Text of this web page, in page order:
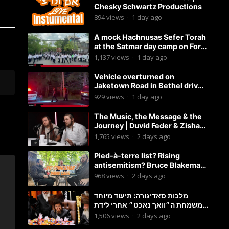
Chesky Schwartz Productions
894views · 1 day ago
A mock Hachnusas Sefer Torah
at the Satmar day camp on Fort
Hamilton Parkway.
1,137views · 1 day ago
Vehicle overturned on
Jaketown Road in Bethel driver
arrested for driving while
929views · 1 day ago
The Music, the Message & the
Journey | Duvid Feder & Zisha
Surkis | Round Table #11
1,765 views · 2 days ago
Pied-à-terre list? Rising
antisemitism? Bruce Blakeman
chances? Podcast with
968views · 2 days ago
מלכות סאדיגורה: תיעוד מיוחד
משמחת ה״וואך נאכט״ אחרי לידת
בן האדמו״ר-פשוט לצפות ולהנות
1,506views · 2 days ago